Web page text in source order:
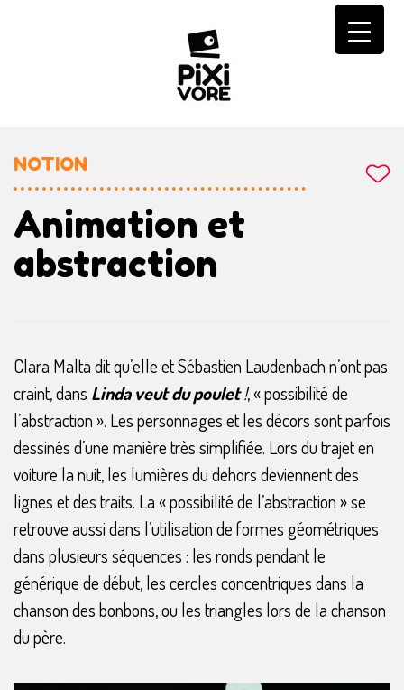
NOTION
Animation et
abstraction
Clara Malta dit qu’elle et Sébastien Laudenbach n’ont pas
craint, dans Linda veut du poulet!, « possibilité de
l’abstraction ». Les personnages et les décors sont parfois
dessinés d’une manière très simplifiée. Lors du trajet en
voiture la nuit, les lumières du dehors deviennent des
lignes et des traits. La « possibilité de l’abstraction » se
retrouve aussi dans l’utilisation de formes géométriques
dans plusieurs séquences : les ronds pendant le
générique de début, les cercles concentriques dans la
chanson des bonbons, ou les triangles lors de la chanson
du père.